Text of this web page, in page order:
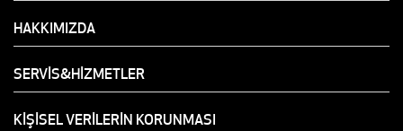
HAKKIMIZDA
SERVİS&HİZMETLER
KİŞİSEL VERİLERİN KORUNMASI